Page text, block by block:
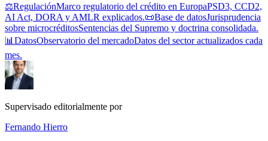
⚖️RegulaciónMarco regulatorio del crédito en EuropaPSD3, CCD2,
AI Act, DORA y AMLR explicados.📜Base de datosJurisprudencia
sobre microcréditosSentencias del Supremo y doctrina consolidada.
📊 DatosObservatorio del mercadoDatos del sector actualizados cada
mes.
Supervisado editorialmente por
Fernando Hierro